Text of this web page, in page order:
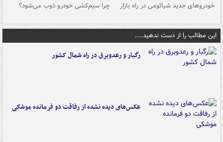
خودروهای جدید شیائومی در راه بازار چرا سیم‌کشی خودرو ذوب می‌شود؟
این مطالب را از دست ندهید....
رگبار و رعدوبرق در راه شمال کشور
عکس‌های دیده نشده از رفاقت دو فرمانده‌ موشکی